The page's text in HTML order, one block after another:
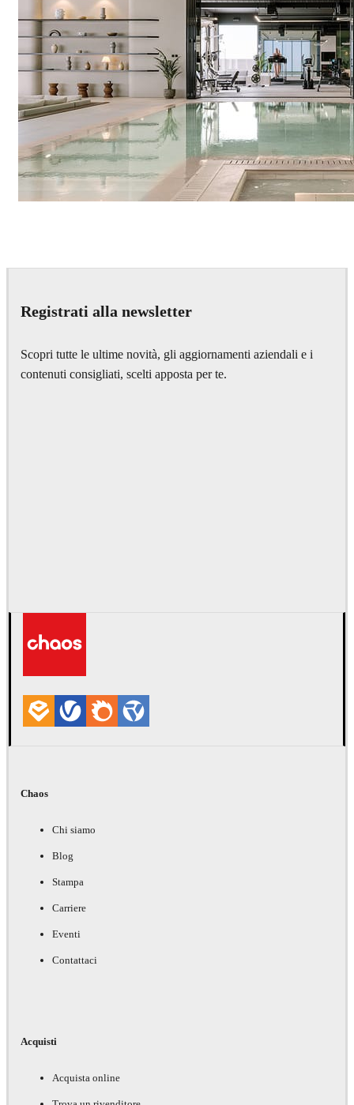
Registrati alla newsletter
Scopri tutte le ultime novità, gli aggiornamenti aziendali e i
contenuti consigliati, scelti apposta per te.
Chaos
Chi siamo
Blog
Stampa
Carriere
Eventi
Contattaci
Acquisti
Acquista online